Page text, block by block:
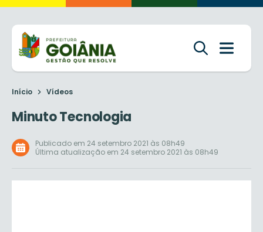
Início Vídeos
Minuto Tecnologia
Publicado em 24 setembro 2021 às 08h49
Última atualização em 24 setembro 2021 às 08h49